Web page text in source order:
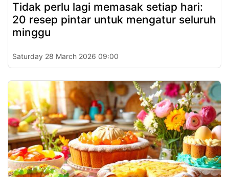
Tidak perlu lagi memasak setiap hari:
20 resep pintar untuk mengatur seluruh
minggu
Saturday 28 March 2026 09:00